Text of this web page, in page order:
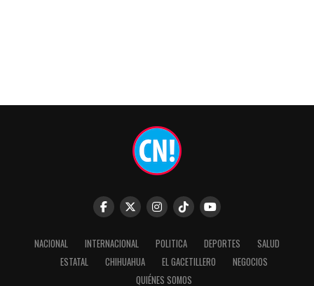
NACIONAL INTERNACIONAL POLITICA DEPORTES
SALUD
ESTATAL
CHIHUAHUA EL GACETILLERO
NEGOCIOS
QUIÉNES SOMOS